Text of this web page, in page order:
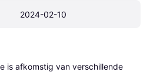
2024-02-10
is afkomstig van verschillende